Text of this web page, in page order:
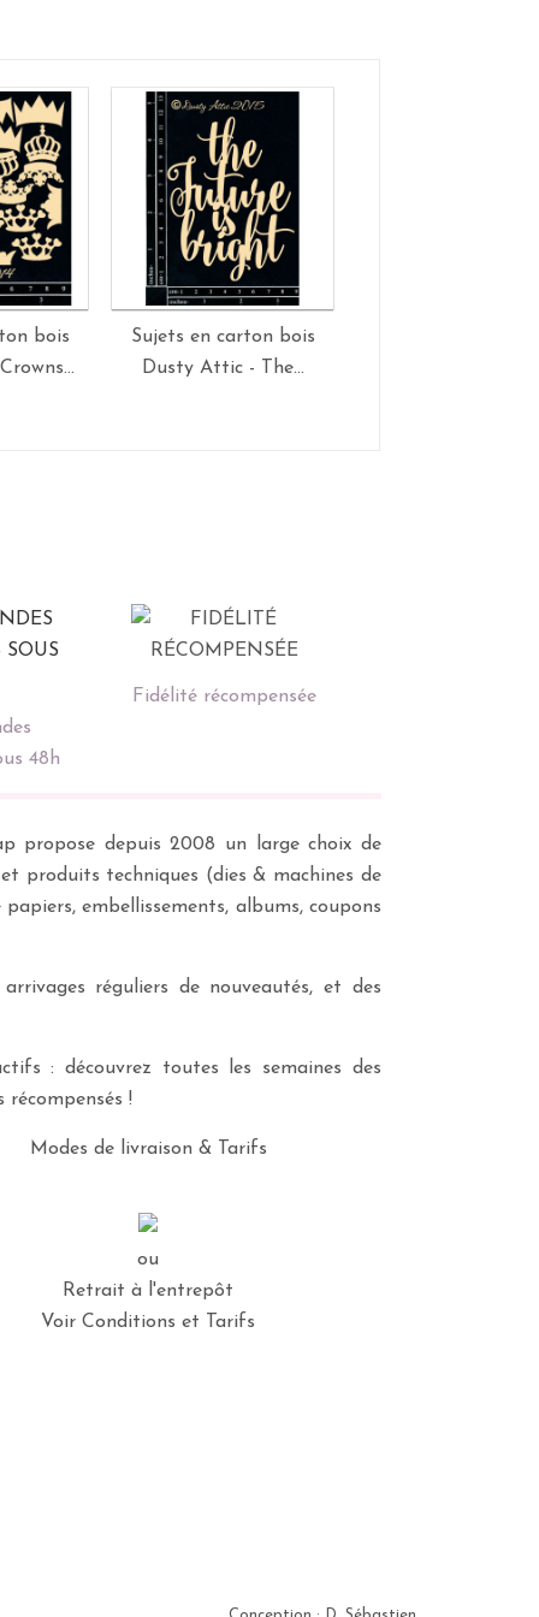
bois
Sujets en carton bois
Dusty Attic - The...
48h
Fidélité récompensée
propose depuis 2008 un large choix de
produits techniques (dies & machines de
embellissements, albums, coupons
réguliers de nouveautés, et des
: découvrez toutes les semaines des
!
Modes de livraison & Tarifs
ou
Retrait à l'entrepôt
Voir Conditions et Tarifs